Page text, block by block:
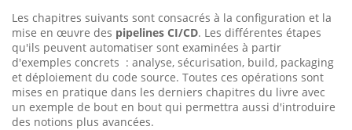
Les chapitres suivants sont consacrés à la configuration et la
mise en œuvre des pipelines CI/CD. Les différentes étapes
qu'ils peuvent automatiser sont examinées à partir
d'exemples concrets : analyse, sécurisation, build, packaging
et déploiement du code source. Toutes ces opérations sont
mises en pratique dans les derniers chapitres du livre avec
un exemple de bout en bout qui permettra aussi d'introduire
des notions plus avancées.